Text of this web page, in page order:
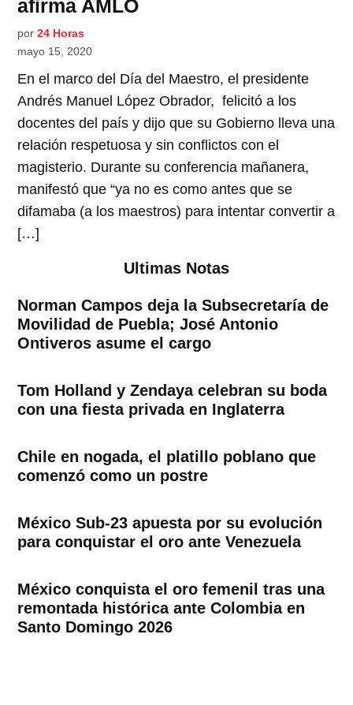
afirma AMLO
por 24 Horas
mayo 15, 2020
En el marco del Día del Maestro, el presidente
Andrés Manuel López Obrador, felicitó a los
docentes del país y dijo que su Gobierno lleva una
relación respetuosa y sin conflictos con el
magisterio. Durante su conferencia mañanera,
manifestó que “ya no es como antes que se
difamaba (a los maestros) para intentar convertir a
[…]
Ultimas Notas
Norman Campos deja la Subsecretaría de
Movilidad de Puebla; José Antonio
Ontiveros asume el cargo
Tom Holland y Zendaya celebran su boda
con una fiesta privada en Inglaterra
Chile en nogada, el platillo poblano que
comenzó como un postre
México Sub-23 apuesta por su evolución
para conquistar el oro ante Venezuela
México conquista el oro femenil tras una
remontada histórica ante Colombia en
Santo Domingo 2026